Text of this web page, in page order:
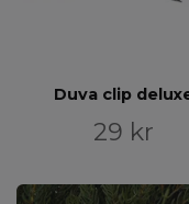
Duva clip
29 kr